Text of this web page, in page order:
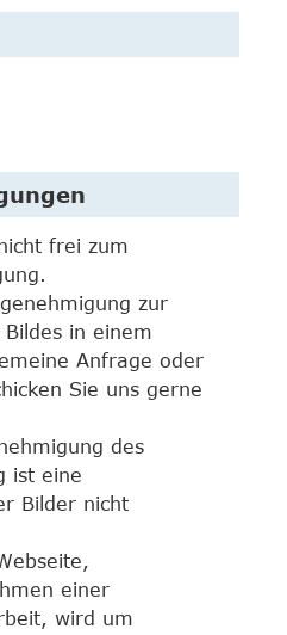
frei zum
zur
in einem
Anfrage oder
Sie uns gerne
des
ist eine
Bilder nicht
einer
wird um